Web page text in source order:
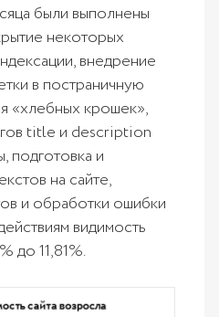
были выполнены
некоторых
внедрение
в постраничную
«хлебных крошек»,
title и description
подготовка и
на сайте,
и обработки ошибки
видимость
до 11,81%.